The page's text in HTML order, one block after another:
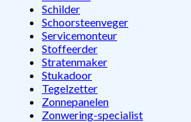
Schilder
Schoorsteenveger
Servicemonteur
Stoffeerder
Stratenmaker
Stukadoor
Tegelzetter
Zonnepanelen
Zonwering-specialist